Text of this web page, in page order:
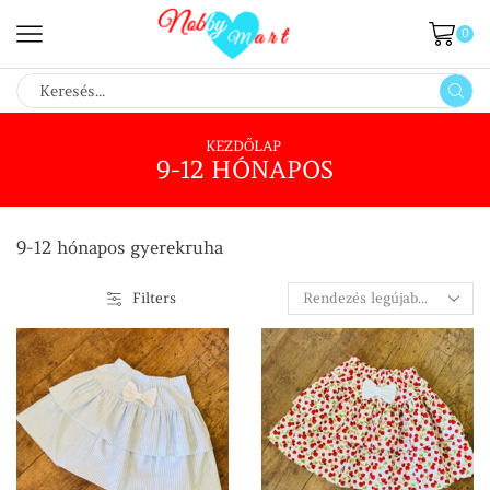
0
KEZDŐLAP
9-12 HÓNAPOS
9-12 hónapos gyerekruha
Filters